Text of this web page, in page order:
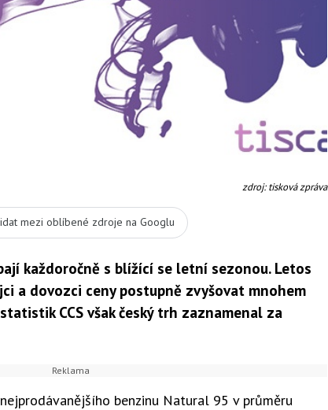
zdroj: tisková zpráva
mezi oblíbené zdroje na Googlu
každoročně s blížící se letní sezonou. Letos
a dovozci ceny postupně zvyšovat mnohem
CCS však český trh zaznamenal za
benzinu Natural 95 v průměru